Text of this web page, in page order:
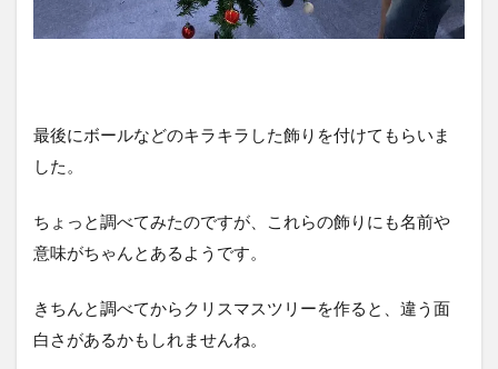
最後にボールなどのキラキラした飾りを付けてもらいま
した。
ちょっと調べてみたのですが、これらの飾りにも名前や
意味がちゃんとあるようです。
きちんと調べてからクリスマスツリーを作ると、違う面
白さがあるかもしれませんね。